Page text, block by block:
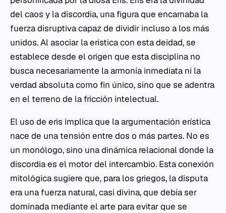
del caos y la discordia, una figura que encarnaba la
fuerza disruptiva capaz de dividir incluso a los más
unidos. Al asociar la erística con esta deidad, se
establece desde el origen que esta disciplina no
busca necesariamente la armonía inmediata ni la
verdad absoluta como fin único, sino que se adentra
en el terreno de la fricción intelectual.
El uso de eris implica que la argumentación erística
nace de una tensión entre dos o más partes. No es
un monólogo, sino una dinámica relacional donde la
discordia es el motor del intercambio. Esta conexión
mitológica sugiere que, para los griegos, la disputa
era una fuerza natural, casi divina, que debía ser
dominada mediante el arte para evitar que se